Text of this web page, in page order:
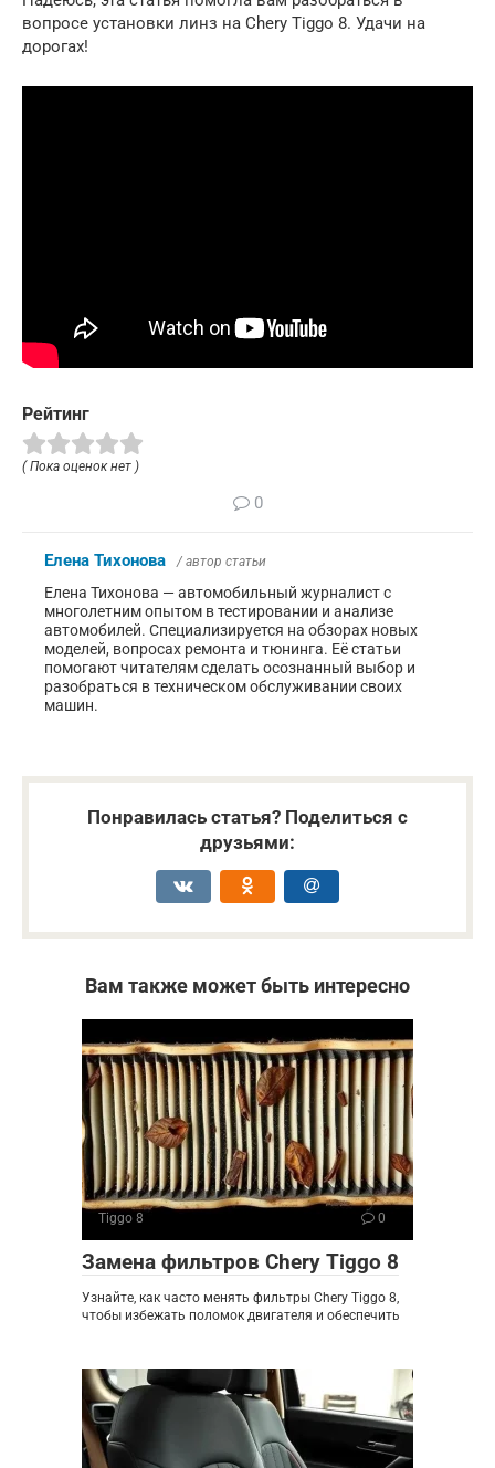
вопросе установки линз на Chery Tiggo 8. Удачи на
дорогах!
Рейтинг
( Пока оценок нет )
0
Елена Тихонова / автор статьи
Елена Тихонова — автомобильный журналист с
многолетним опытом в тестировании и анализе
автомобилей. Специализируется на обзорах новых
моделей, вопросах ремонта и тюнинга. Её статьи
помогают читателям сделать осознанный выбор и
разобраться в техническом обслуживании своих
машин.
Понравилась статья? Поделиться с
друзьями:
Вам также может быть интересно
Tiggo 8 0
Замена фильтров Chery Tiggo 8
Узнайте, как часто менять фильтры Chery Tiggo 8,
чтобы избежать поломок двигателя и обеспечить